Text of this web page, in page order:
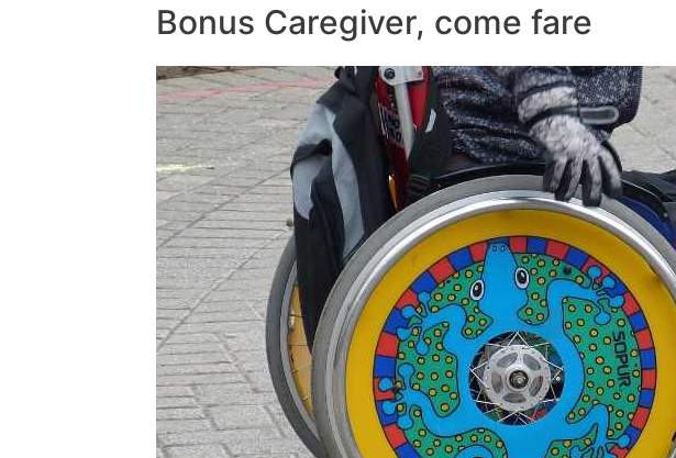
Bonus Caregiver, come fare